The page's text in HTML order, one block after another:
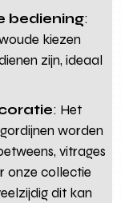
bediening:
kiezen
zijn, ideaal
: Het
worden
vitrages
onze collectie
dit kan